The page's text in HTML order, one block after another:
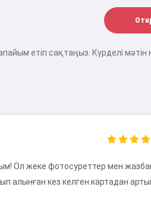
етіп сақтаңыз. Күрделі мәтін
Ол жеке фотосуреттер мен
алынған кез келген картадан